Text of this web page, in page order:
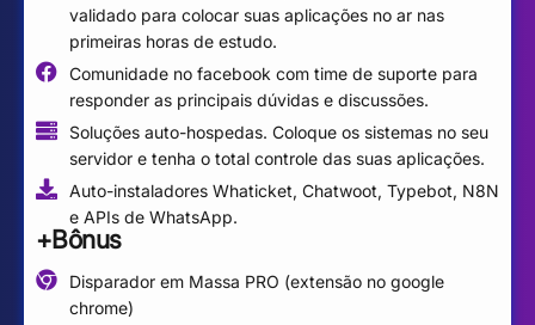
validado para colocar suas aplicações no ar nas
primeiras horas de estudo.
Comunidade no facebook com time de suporte para
responder as principais dúvidas e discussões.
Soluções auto-hospedas. Coloque os sistemas no seu
servidor e tenha o total controle das suas aplicações.
Auto-instaladores Whaticket, Chatwoot, Typebot, N8N
e APIs de WhatsApp.
+Bônus
Disparador em Massa PRO (extensão no google
chrome)